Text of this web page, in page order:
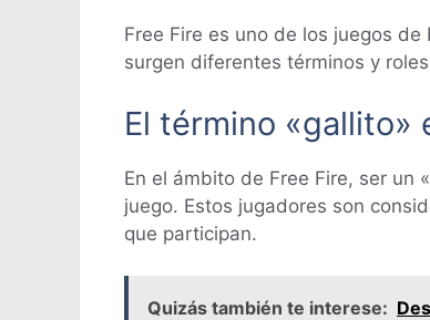
Free Fire es uno de los juegos
surgen diferentes términos y
El término «gallito»
En el ámbito de Free Fire, ser un
juego. Estos jugadores son
que participan.
Quizás también te interese: